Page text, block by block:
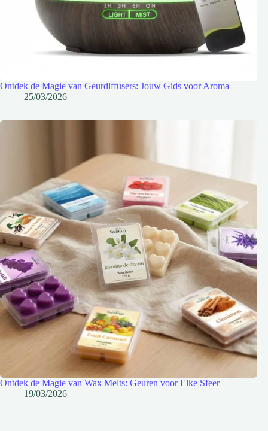
Ontdek de Magie van Geurdiffusers: Jouw Gids voor Aroma
25/03/2026
Ontdek de Magie van Wax Melts: Geuren voor Elke Sfeer
19/03/2026